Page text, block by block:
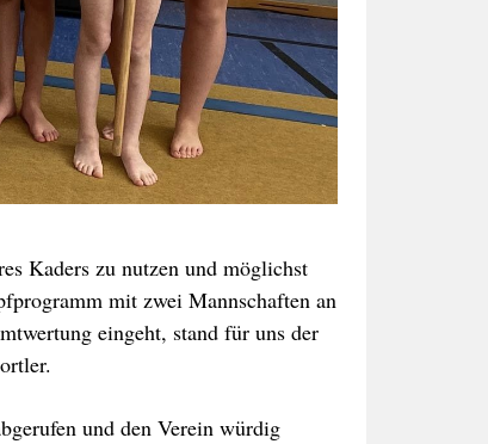
Kaders zu nutzen und möglichst
mit zwei Mannschaften an
eingeht, stand für uns der
und den Verein würdig